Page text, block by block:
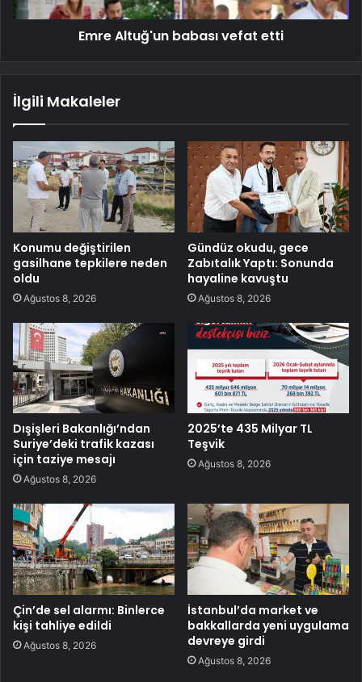
Emre Altuğ'un babası vefat etti
İlgili Makaleler
Konumu değiştirilen
gasilhane tepkilere neden
oldu
Ağustos 8, 2026
Gündüz okudu, gece
Zabıtalık Yaptı: Sonunda
hayaline kavuştu
Ağustos 8, 2026
Dışişleri Bakanlığı’ndan
Suriye’deki trafik kazası
için taziye mesajı
Ağustos 8, 2026
2025’te 435 Milyar TL
Teşvik
Ağustos 8, 2026
Çin’de sel alarmı: Binlerce
kişi tahliye edildi
Ağustos 8, 2026
İstanbul’da market ve
bakkallarda yeni uygulama
devreye girdi
Ağustos 8, 2026